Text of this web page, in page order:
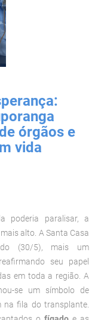
órgãos e
vida
poderia paralisar, a
alto. A Santa Casa
(30/5), mais um
seu papel
em toda a região. A
se um símbolo de
na fila do transplante.